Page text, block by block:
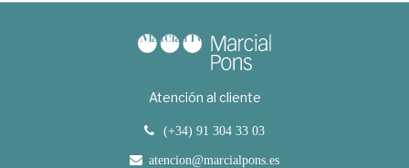
Atención al cliente
(+34) 91 304 33 03
atencion@marcialpons.es